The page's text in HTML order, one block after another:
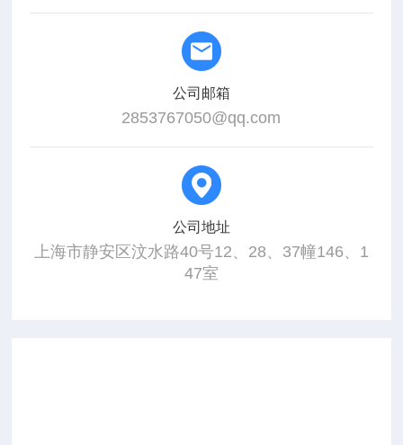
公司邮箱
2853767050@qq.com
公司地址
上海市静安区汶水路40号12、28、37幢146、1
47室